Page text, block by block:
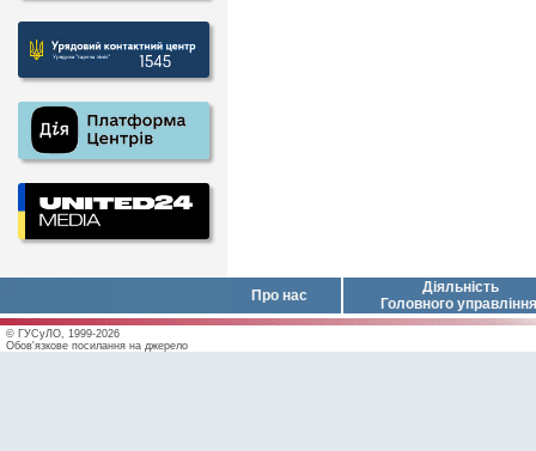
Про нас
Діяльність
Головного управління
© ГУСуЛО, 1999-2026
Обов'язкове посилання на джерело